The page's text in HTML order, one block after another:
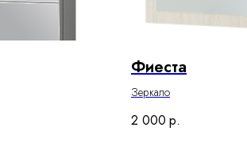
Фиеста
Зеркало
2 000 р.